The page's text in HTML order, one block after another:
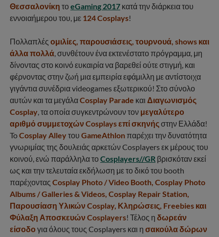
Θεσσαλονίκη το eGaming 2017 κατά την διάρκεια του
εννοιαήμερου του, με 124 Cosplays!
Πολλαπλές ομιλίες, παρουσιάσεις, τουρνουά, shows και
άλλα πολλά, συνθέτουν ένα εκτενέστατο πρόγραμμα, μη
δίνοντας στο κοινό ευκαιρία να βαρεθεί ούτε στιγμή, και
φέρνοντας στην ζωή μια εμπειρία εφάμιλλη με αντίστοιχα
γιγάντια συνέδρια videogames εξωτερικού! Στο σύνολο
αυτών και τα μεγάλαCosplay Parade και Διαγωνισμός
Cosplay, τα οποία συγκεντρώνουν τον μεγαλύτερο
αριθμό συμμετοχών Cosplays επί σκηνής στην Ελλάδα!
ToCosplay Alleyτου GameAthlonπαρέχει την δυνατότητα
γνωριμίας της δουλειάς αρκετών Cosplayers εκ μέρους του
κοινού, ενώ παράλληλα το Cosplayers//GR βρισκόταν εκεί
ως και την τελευταία εκδήλωση με το δικό του booth
παρέχοντας Cosplay Photo / Video Booth, Cosplay Photo
Albums / Galleries & Videos, Cosplay Repair Station,
Παρουσίαση Υλικών Cosplay, Κληρώσεις, Freebies και
Φύλαξη Αποσκευών Cosplayers! Τέλος η δωρεάν
είσοδο για όλους τους Cosplayers και η σακούλα δώρων